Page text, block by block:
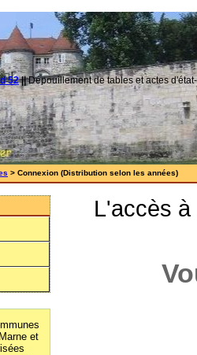
52||Dépouillement de tables et actes
> Connexion (Distribution selon les années)
et
L'accès